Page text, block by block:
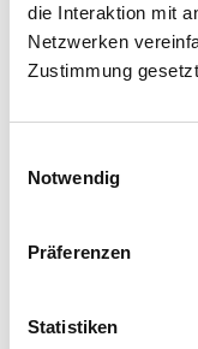
die Interaktion mit
Netzwerken
Zustimmung
Notwendig
Präferenzen
Statistiken
levertijd
Betaalmethoden